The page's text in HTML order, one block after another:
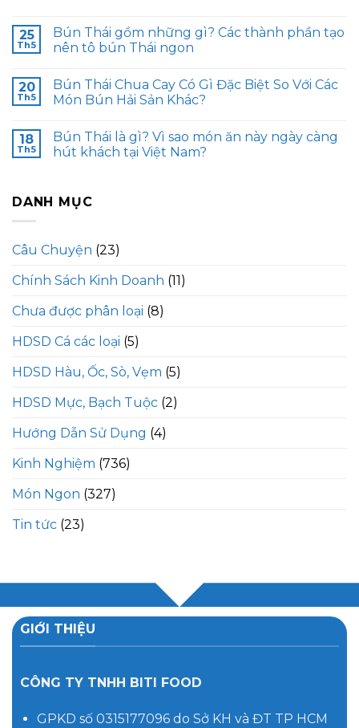
25
Th5
Bún Thái gồm những gì? Các thành phần tạo
nên tô bún Thái ngon
20
Th5
Bún Thái Chua Cay Có Gì Đặc Biệt So Với Các
Món Bún Hải Sản Khác?
18
Th5
Bún Thái là gì? Vì sao món ăn này ngày càng
hút khách tại Việt Nam?
DANH MỤC
Câu Chuyện (23)
Chính Sách Kinh Doanh (11)
Chưa được phân loại (8)
HDSD Cá các loại (5)
HDSD Hàu, Ốc, Sò, Vẹm (5)
HDSD Mực, Bạch Tuộc (2)
Hướng Dẫn Sử Dụng (4)
Kinh Nghiệm (736)
Món Ngon (327)
Tin tức (23)
GIỚI THIỆU
CÔNG TY TNHH BITI FOOD
GPKD số 0315177096 do Sở KH và ĐT TP HCM